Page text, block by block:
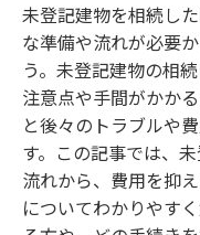
未登記建物を相続し
な準備や流れが必要
う。未登記建物の相
注意点や手間がかか
と後々のトラブルや
す。この記事では、
流れから、費用を抑
についてわかりやす